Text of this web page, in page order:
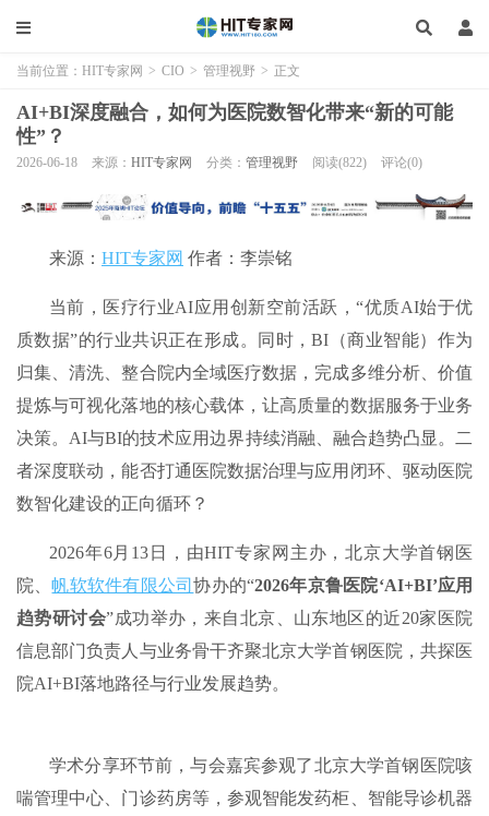
当前位置： HIT专家网 > CIO > 管理视野 > 正文
AI+BI深度融合，如何为医院数智化带来“新的可能
性”？
2026-06-18 来源： HIT专家网 分类： 管理视野 阅读(822) 评论(0)
来源： HIT专家网 作者：李崇铭
当前，医疗行业AI应用创新空前活跃，“优质AI始于优
质数据”的行业共识正在形成。同时，BI（商业智能）作为
归集、清洗、整合院内全域医疗数据，完成多维分析、价值
提炼与可视化落地的核心载体，让高质量的数据服务于业务
决策。AI与BI的技术应用边界持续消融、融合趋势凸显。二
者深度联动，能否打通医院数据治理与应用闭环、驱动医院
数智化建设的正向循环？
2026年6月13日，由HIT专家网主办，北京大学首钢医
院、帆软软件有限公司协办的“2026年京鲁医院‘AI+BI’应用
趋势研讨会”成功举办，来自北京、山东地区的近20家医院
信息部门负责人与业务骨干齐聚北京大学首钢医院，共探医
院AI+BI落地路径与行业发展趋势。
学术分享环节前，与会嘉宾参观了北京大学首钢医院咳
喘管理中心、门诊药房等，参观智能发药柜、智能导诊机器